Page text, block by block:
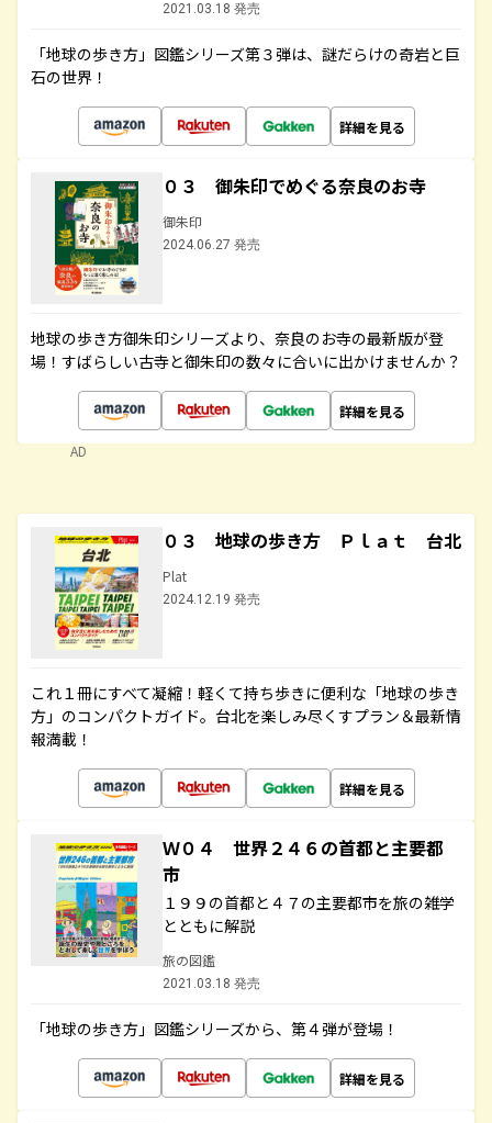
2021.03.18 発売
「地球の歩き方」図鑑シリーズ第３弾は、謎だらけの奇岩と巨
石の世界！
詳細を見る
０３ 御朱印でめぐる奈良のお寺
御朱印
2024.06.27 発売
地球の歩き方御朱印シリーズより、奈良のお寺の最新版が登
場！すばらしい古寺と御朱印の数々に合いに出かけませんか？
詳細を見る
AD
０３ 地球の歩き方 Ｐｌａｔ 台北
Plat
2024.12.19 発売
これ１冊にすべて凝縮！軽くて持ち歩きに便利な「地球の歩き
方」のコンパクトガイド。台北を楽しみ尽くすプラン＆最新情
報満載！
詳細を見る
Ｗ０４ 世界２４６の首都と主要都
市
１９９の首都と４７の主要都市を旅の雑学
とともに解説
旅の図鑑
2021.03.18 発売
「地球の歩き方」図鑑シリーズから、第４弾が登場！
詳細を見る